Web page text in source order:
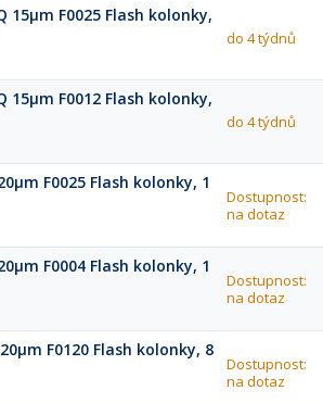
15µm F0025 Flash kolonky,
do 4 týdnů
15µm F0012 Flash kolonky,
do 4 týdnů
F0025 Flash kolonky, 1
Dostupnost:
na dotaz
F0004 Flash kolonky, 1
Dostupnost:
na dotaz
F0120 Flash kolonky, 8
Dostupnost:
na dotaz